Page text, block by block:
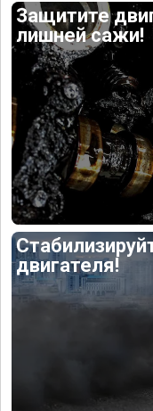
Защитите
лишней сажи!
двигателя!